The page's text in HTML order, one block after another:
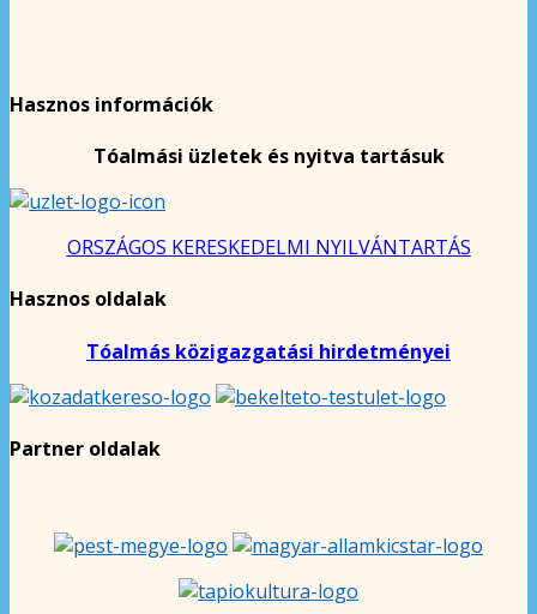
Hasznos információk
Tóalmási üzletek és nyitva tartásuk
ORSZÁGOS KERESKEDELMI NYILVÁNTARTÁS
Hasznos oldalak
Tóalmás közigazgatási hirdetményei
Partner oldalak